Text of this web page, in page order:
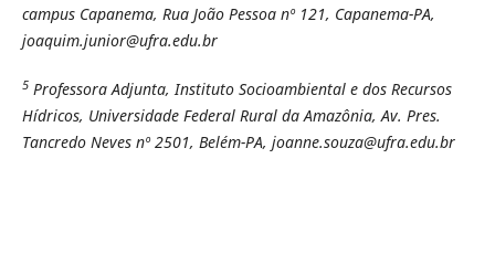
campus Capanema, Rua João Pessoa nº 121, Capanema-PA,
joaquim.junior@ufra.edu.br
5Professora Adjunta, Instituto Socioambiental e dos Recursos
Hídricos, Universidade Federal Rural da Amazônia, Av. Pres.
Tancredo Neves nº 2501, Belém-PA, joanne.souza@ufra.edu.br